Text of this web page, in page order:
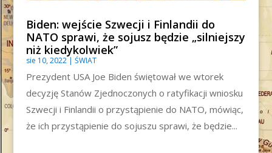
Biden: wejście Szwecji i Finlandii do
NATO sprawi, że sojusz będzie „silniejszy
niż kiedykolwiek”
sie 10, 2022| ŚWIAT
Prezydent USA Joe Biden świętował we wtorek
decyzję Stanów Zjednoczonych o ratyfikacji wniosku
Szwecji i Finlandii o przystąpienie do NATO, mówiąc,
że ich przystąpienie do sojuszu sprawi, że będzie...